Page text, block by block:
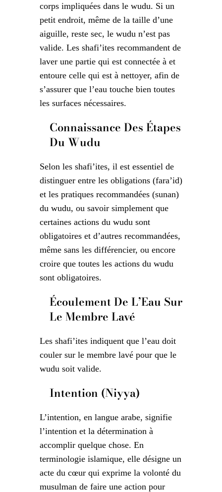
corps impliquées dans le wudu. Si un
petit endroit, même de la taille d’une
aiguille, reste sec, le wudu n’est pas
valide. Les shafi’ites recommandent de
laver une partie qui est connectée à et
entoure celle qui est à nettoyer, afin de
s’assurer que l’eau touche bien toutes
les surfaces nécessaires.
Connaissance Des Étapes
Du Wudu
Selon les shafi’ites, il est essentiel de
distinguer entre les obligations (fara’id)
et les pratiques recommandées (sunan)
du wudu, ou savoir simplement que
certaines actions du wudu sont
obligatoires et d’autres recommandées,
même sans les différencier, ou encore
croire que toutes les actions du wudu
sont obligatoires.
Écoulement De L’Eau Sur
Le Membre Lavé
Les shafi’ites indiquent que l’eau doit
couler sur le membre lavé pour que le
wudu soit valide.
Intention (Niyya)
L’intention, en langue arabe, signifie
l’intention et la détermination à
accomplir quelque chose. En
terminologie islamique, elle désigne un
acte du cœur qui exprime la volonté du
musulman de faire une action pour